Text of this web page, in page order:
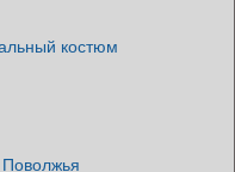
костюм